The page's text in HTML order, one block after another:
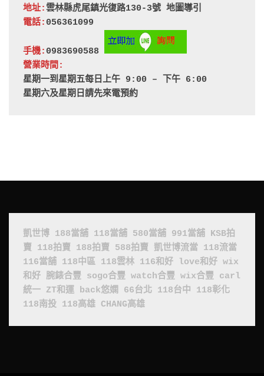
地址:雲林縣虎尾鎮光復路130-3號 地圖導引
電話: 056361099
手機: 0983690588
營業時間:
星期一到星期五每日上午 9:00 – 下午 6:00
星期六及星期日請先來電預約
凱世博 188當舖 118當舖 580當舖 991當舖 KSB拍
賣
118拍賣 188拍賣 588拍賣 凱世博流當 118流當
116當舖 118中區 118雲林 116和好 love和好 wix
和好
腕錶合豐 sogo合豐 watch合豐 wix合豐 carl
統一 ZT和運 back悠嫻 66台北 118台中
118彰化
118南投 118高雄 CHANG高雄